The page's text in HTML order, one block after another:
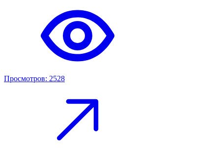
Просмотров: 2528